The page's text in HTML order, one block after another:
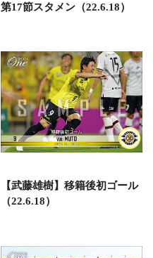
第17節スタメン（22.6.18）
【武藤雄樹】移籍後初ゴール
（22.6.18）